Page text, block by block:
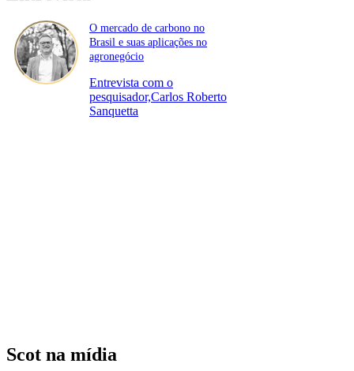
O mercado de carbono no
Brasil e suas aplicações no
agronegócio
Entrevista com o
pesquisador,Carlos Roberto
Sanquetta
Scot na mídia